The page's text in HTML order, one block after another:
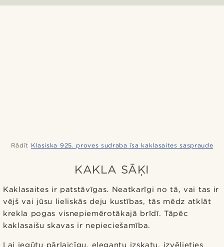
Rādīt Klasiska 925. proves sudraba īsa kaklasaites saspraude
KAKLA SĀĶI
Kaklasaites ir patstāvīgas. Neatkarīgi no tā, vai tas ir
vējš vai jūsu lieliskās deju kustības, tās mēdz atklāt
krekla pogas visnepiemērotākajā brīdī. Tāpēc
kaklasaišu skavas ir nepieciešamība.
Lai iegūtu pārlaicīgu, elegantu izskatu, izvēlieties